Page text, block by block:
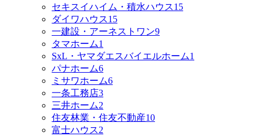
セキスイハイム・積水ハウス15
ダイワハウス15
一建設・アーネストワン9
タマホーム1
SxL・ヤマダエスバイエルホーム1
パナホーム6
ミサワホーム6
一条工務店3
三井ホーム2
住友林業・住友不動産10
富士ハウス2